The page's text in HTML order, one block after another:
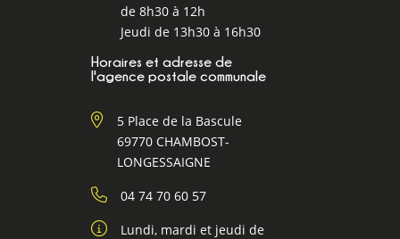
de 8h30 à 12h
Jeudi de 13h30 à 16h30
Horaires et adresse de
l'agence postale communale
5 Place de la Bascule
69770 CHAMBOST-
LONGESSAIGNE
04 74 70 60 57
Lundi, mardi et jeudi de